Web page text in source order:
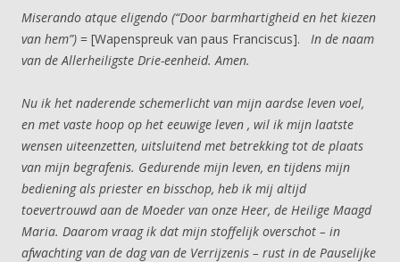
Miserando atque eligendo (“Door barmhartigheid en het kiezen
van hem”) = [Wapenspreuk van paus Franciscus]. In de naam
van de Allerheiligste Drie-eenheid. Amen.
Nu ik het naderende schemerlicht van mijn aardse leven voel,
en met vaste hoop op het eeuwige leven , wil ik mijn laatste
wensen uiteenzetten, uitsluitend met betrekking tot de plaats
van mijn begrafenis. Gedurende mijn leven, en tijdens mijn
bediening als priester en bisschop, heb ik mij altijd
toevertrouwd aan de Moeder van onze Heer, de Heilige Maagd
Maria. Daarom vraag ik dat mijn stoffelijk overschot – in
afwachting van de dag van de Verrijzenis – rust in de Pauselijke